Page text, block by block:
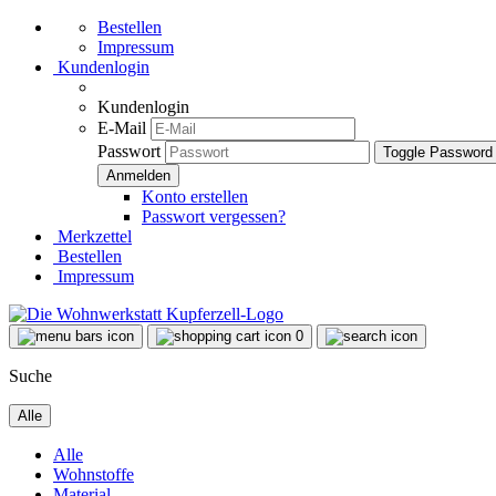
Bestellen
Impressum
Kundenlogin
Kundenlogin
E-Mail
Passwort
Toggle
Konto erstellen
Passwort vergessen?
Merkzettel
Bestellen
Impressum
0
Suche
Alle
Alle
Wohnstoffe